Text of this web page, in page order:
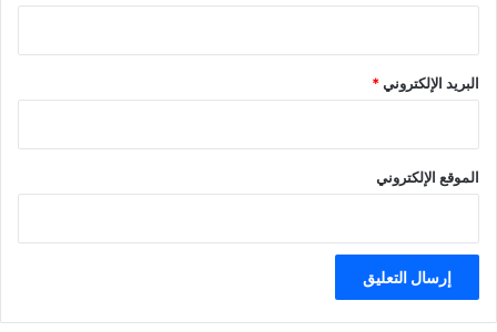
البريد الإلكتروني*
الموقع الإلكتروني